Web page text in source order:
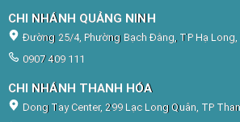
CHI NHÁNH QUẢNG NINH
Đường 25/4, Phường Bạch Đằng, TP Hạ Long,
0907 409 111
CHI NHÁNH THANH HÓA
Dong Tay Center, 299 Lạc Long Quân, TP